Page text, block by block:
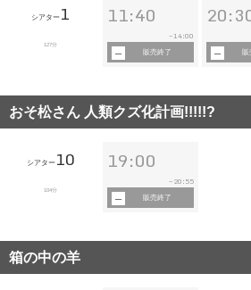
シアター 1
127分
11:40
~14:00
販売終了
販
おそ松さん 人類クズ化計画!!!!!?
シアター10
104分
19:00
~ 20:55
販売終了
箱の中の羊